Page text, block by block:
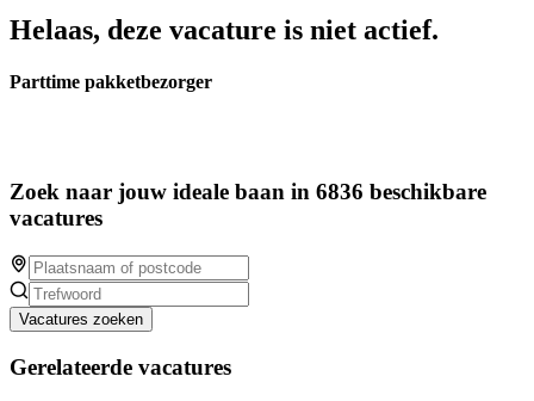
Helaas, deze vacature is niet actief.
Parttime pakketbezorger
Zoek naar jouw ideale baan in 6836 beschikbare
vacatures
Vacatures zoeken
Gerelateerde vacatures